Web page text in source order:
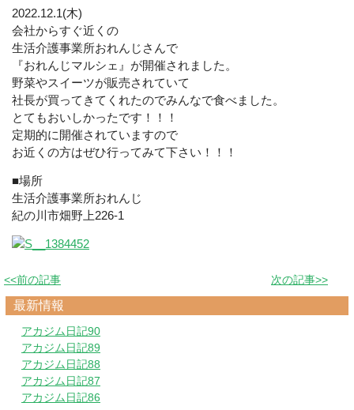
2022.12.1(木)
会社からすぐ近くの
生活介護事業所おれんじさんで
『おれんじマルシェ』が開催されました。
野菜やスイーツが販売されていて
社長が買ってきてくれたのでみんなで食べました。
とてもおいしかったです！！！
定期的に開催されていますので
お近くの方はぜひ行ってみて下さい！！！
■場所
生活介護事業所おれんじ
紀の川市畑野上226-1
<<前の記事 次の記事>>
最新情報
アカジム日記90
アカジム日記89
アカジム日記88
アカジム日記87
アカジム日記86